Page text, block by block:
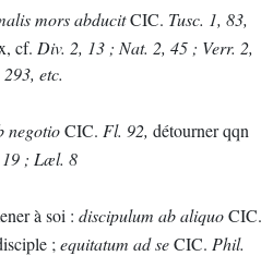
mors abducitCIC. Tusc. 1, 83,
cf. Div. 2, 13 ; Nat. 2, 45 ; Verr. 2,
293, etc.
negotioCIC. Fl. 92, détourner qqn
; Læl. 8
à soi : discipulum ab aliquoCIC.
; equitatum ad seCIC. Phil.